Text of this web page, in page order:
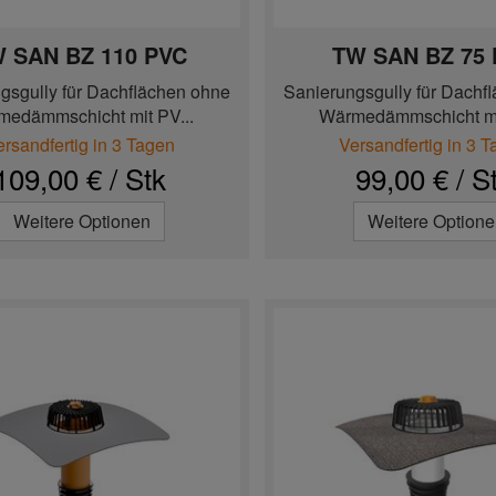
SAN BZ 110 PVC
für Dachflächen ohne
mit PV...
in 3 Tagen
€ / Stk
Weitere Optionen
TW SAN BZ 75
Sanierungsgully für
Wärmedämmschicht
Versandfertig in 3
99,00 € /
Weitere